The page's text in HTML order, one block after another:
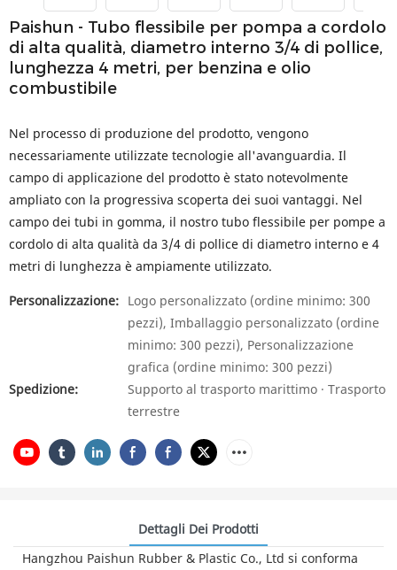
Paishun - Tubo flessibile per pompa a cordolo
di alta qualità, diametro interno 3/4 di pollice,
lunghezza 4 metri, per benzina e olio
combustibile
Nel processo di produzione del prodotto, vengono
necessariamente utilizzate tecnologie all'avanguardia. Il
campo di applicazione del prodotto è stato notevolmente
ampliato con la progressiva scoperta dei suoi vantaggi. Nel
campo dei tubi in gomma, il nostro tubo flessibile per pompe a
cordolo di alta qualità da 3/4 di pollice di diametro interno e 4
metri di lunghezza è ampiamente utilizzato.
Personalizzazione: Logo personalizzato (ordine minimo: 300
pezzi), Imballaggio personalizzato (ordine
minimo: 300 pezzi), Personalizzazione
grafica (ordine minimo: 300 pezzi)
Spedizione:
Supporto al trasporto marittimo · Trasporto
terrestre
Dettagli Dei Prodotti
Hangzhou Paishun Rubber & Plastic Co., Ltd si conforma